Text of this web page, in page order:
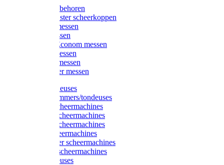
Messen toebehoren
Moser & Oster scheerkoppen
Hauptner messen
Liscop messen
Aesculap/Econom messen
Heiniger messen
Constanta messen
FarmClipper messen
Moser tondeuses
Overige trimmers/tondeuses
Heiniger scheermachines
Hauptner scheermachines
Aesculap scheermachines
Liscop scheermachines
FarmClipper scheermachines
Constanta scheermachines
Wahl tondeuses